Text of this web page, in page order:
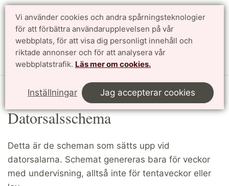
Vi använder cookies och andra spårningsteknologier
för att förbättra användarupplevelsen på vår
webbplats, för att visa dig personligt innehåll och
riktade annonser och för att analysera vår
webbplatstrafik. Läs mer om cookies.
Inställningar Jag accepterar cookies
Sök
Datorsalar
Datorsalsschema
Detta är de scheman som sätts upp vid
datorsalarna. Schemat genereras bara för veckor
med undervisning, alltså inte för tentaveckor eller